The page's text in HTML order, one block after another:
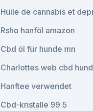
Huile de cannabis et
Rsho hanföl amazon
Cbd öl für hunde mn
Charlottes web cbd
Hanftee verwendet
Cbd-kristalle 99 5